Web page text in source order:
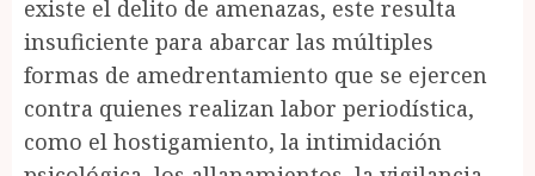
existe el delito de amenazas, este resulta
insuficiente para abarcar las múltiples
formas de amedrentamiento que se ejercen
contra quienes realizan labor periodística,
como el hostigamiento, la intimidación